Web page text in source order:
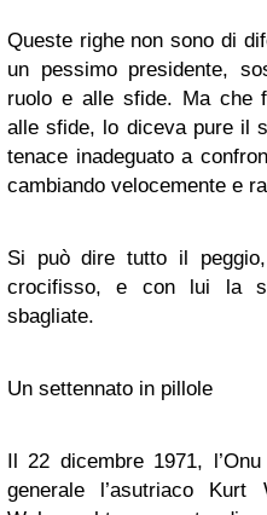
Queste righe non sono di
un pessimo presidente,
ruolo e alle sfide. Ma che
alle sfide, lo diceva pure il
tenace inadeguato a
cambiando velocemente e
Si può dire tutto il
crocifisso, e con lui la
sbagliate.
Un settennato in pillole
Il 22 dicembre 1971,
generale l’asutriaco Kurt